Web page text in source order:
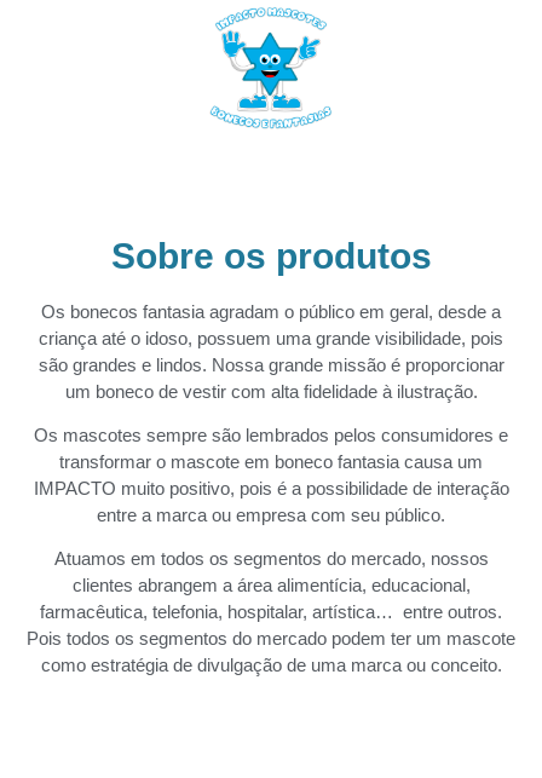
Sobre os produtos
Os bonecos fantasia agradam o público em geral, desde a
criança até o idoso, possuem uma grande visibilidade, pois
são grandes e lindos. Nossa grande missão é proporcionar
um boneco de vestir com alta fidelidade à ilustração.
Os mascotes sempre são lembrados pelos consumidores e
transformar o mascote em boneco fantasia causa um
IMPACTO muito positivo, pois é a possibilidade de interação
entre a marca ou empresa com seu público.
Atuamos em todos os segmentos do mercado, nossos
clientes abrangem a área alimentícia, educacional,
farmacêutica, telefonia, hospitalar, artística… entre outros.
Pois todos os segmentos do mercado podem ter um mascote
como estratégia de divulgação de uma marca ou conceito.